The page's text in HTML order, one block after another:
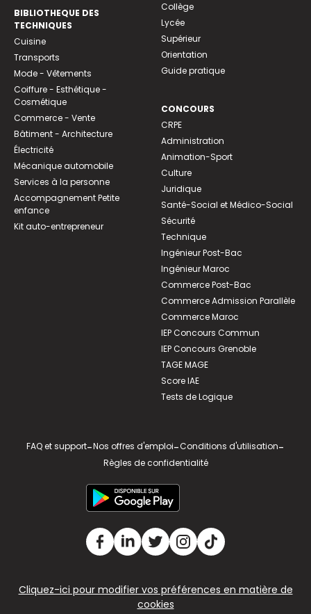
BIBLIOTHEQUE DES
TECHNIQUES
Cuisine
Transports
Mode - Vêtements
Coiffure - Esthétique -
Cosmétique
Commerce - Vente
Bâtiment - Architecture
Électricité
Mécanique automobile
Services à la personne
Accompagnement Petite
enfance
Kit auto-entrepreneur
Collège
Lycée
Supérieur
Orientation
Guide pratique
CONCOURS
CRPE
Administration
Animation-Sport
Culture
Juridique
Santé-Social et Médico-Social
Sécurité
Technique
Ingénieur Post-Bac
Ingénieur Maroc
Commerce Post-Bac
Commerce Admission Parallèle
Commerce Maroc
IEP Concours Commun
IEP Concours Grenoble
TAGE MAGE
Score IAE
Tests de Logique
FAQ et support-Nos offres d'emploi-Conditions d'utilisation-
Règles de confidentialité
Cliquez-ici pour modifier vos préférences en matière de
cookies